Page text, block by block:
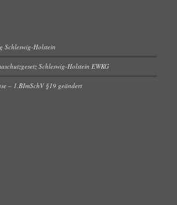
Schleswig-Holstein
Schleswig-Holstein EWKG
– 1.BImSchV §19 geändert